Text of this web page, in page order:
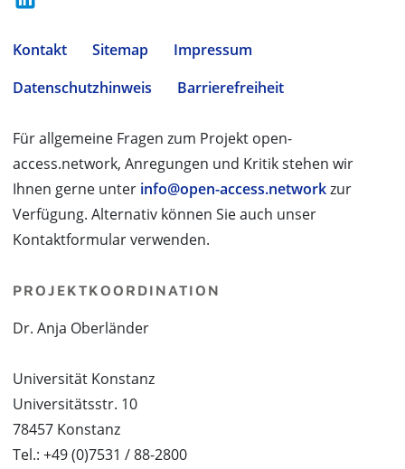
Kontakt Sitemap
Impressum
Datenschutzhinweis
Barrierefreiheit
Für allgemeine Fragen zum Projekt open-
access.network, Anregungen und Kritik stehen wir
Ihnen gerne unter info@open-access.networkzur
Verfügung. Alternativ können Sie auch unser
Kontaktformular verwenden.
PROJEKTKOORDINATION
Dr. Anja Oberländer
Universität Konstanz
Universitätsstr. 10
78457 Konstanz
Tel.: +49 (0)7531 / 88-2800